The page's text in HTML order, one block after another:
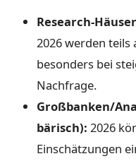
Research-
2026 werden teils
besonders bei
Nachfrage.
Großbanken/
bärisch): 2026
Einschätzungen